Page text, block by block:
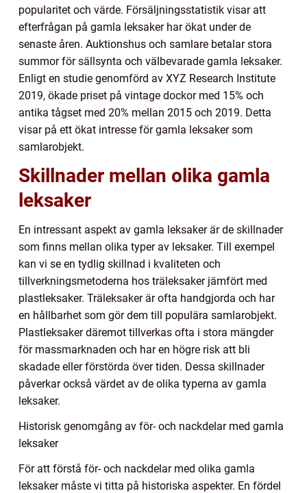
popularitet och värde. Försäljningsstatistik visar att
efterfrågan på gamla leksaker har ökat under de
senaste åren. Auktionshus och samlare betalar stora
summor för sällsynta och välbevarade gamla leksaker.
Enligt en studie genomförd av XYZ Research Institute
2019, ökade priset på vintage dockor med 15% och
antika tågset med 20% mellan 2015 och 2019. Detta
visar på ett ökat intresse för gamla leksaker som
samlarobjekt.
Skillnader mellan olika gamla
leksaker
En intressant aspekt av gamla leksaker är de skillnader
som finns mellan olika typer av leksaker. Till exempel
kan vi se en tydlig skillnad i kvaliteten och
tillverkningsmetoderna hos träleksaker jämfört med
plastleksaker. Träleksaker är ofta handgjorda och har
en hållbarhet som gör dem till populära samlarobjekt.
Plastleksaker däremot tillverkas ofta i stora mängder
för massmarknaden och har en högre risk att bli
skadade eller förstörda över tiden. Dessa skillnader
påverkar också värdet av de olika typerna av gamla
leksaker.
Historisk genomgång av för- och nackdelar med gamla
leksaker
För att förstå för- och nackdelar med olika gamla
leksaker måste vi titta på historiska aspekter. En fördel